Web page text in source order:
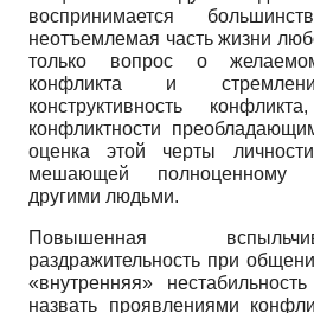
воспринимается
неотъемлемая часть жизни
только вопрос о
конфликта и
конструктивность
конфликтности
оценка этой черты
мешающей полноценному
другими людьми.
Повышенная
раздражительность при
«внутренняя»
назвать проявлениями